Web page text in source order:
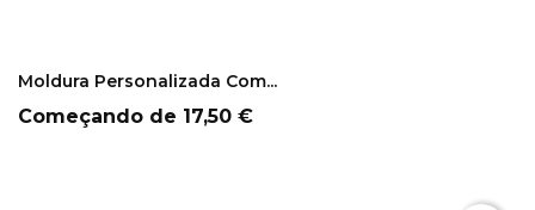
Moldura Personalizada Com...
Começando de Preço
17,50 €